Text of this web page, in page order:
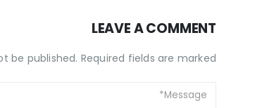
LEAVE A COMMENT
be published. Required fields are marked *